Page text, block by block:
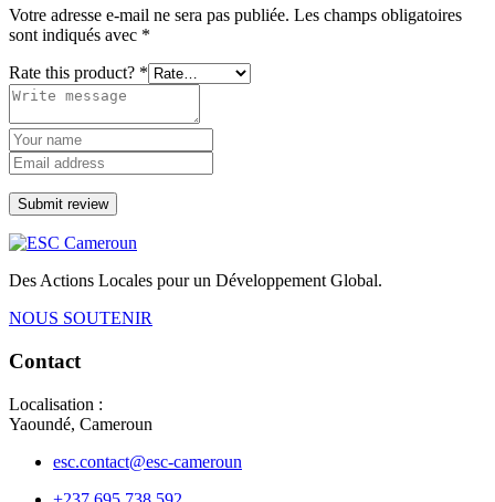
Votre adresse e-mail ne sera pas publiée. Les champs obligatoires
sont indiqués avec *
Rate this product? *
Submit review
Des Actions Locales pour un Développement Global.
NOUS SOUTENIR
Contact
Localisation :
Yaoundé, Cameroun
esc.contact@esc-cameroun